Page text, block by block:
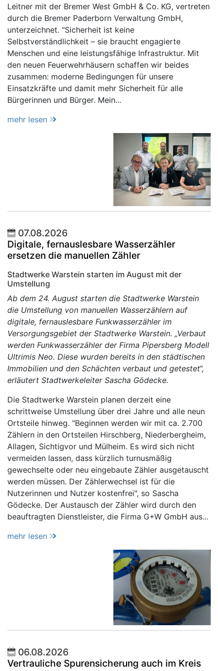
Leitner mit der Bremer West GmbH & Co. KG, vertreten
durch die Bremer Paderborn Verwaltung GmbH,
unterzeichnet. "Sicherheit ist keine
Selbstverständlichkeit – sie braucht engagierte
Menschen und eine leistungsfähige Infrastruktur. Mit
den neuen Feuerwehrhäusern schaffen wir beides
zusammen: moderne Bedingungen für unsere
Einsatzkräfte und damit mehr Sicherheit für alle
Bürgerinnen und Bürger. Mein...
mehr lesen
07.08.2026
Digitale, fernauslesbare Wasserzähler
ersetzen die manuellen Zähler
Stadtwerke Warstein starten im August mit der
Umstellung
Ab dem 24. August starten die Stadtwerke Warstein
die Umstellung von manuellen Wasserzählern auf
digitale, fernauslesbare Funkwasserzähler im
Versorgungsgebiet der Stadtwerke Warstein. „Verbaut
werden Funkwasserzähler der Firma Pipersberg Modell
Ultrimis Neo. Diese wurden bereits in den städtischen
Immobilien und den Schächten verbaut und getestet“,
erläutert Stadtwerkeleiter Sascha Gödecke.
Die Stadtwerke Warstein planen derzeit eine
schrittweise Umstellung über drei Jahre und alle neun
Ortsteile hinweg. "Beginnen werden wir mit ca. 2.700
Zählern in den Ortsteilen Hirschberg, Niederbergheim,
Allagen, Sichtigvor und Mülheim. Es wird sich nicht
vermeiden lassen, dass kürzlich turnusmäßig
gewechselte oder neu eingebaute Zähler ausgetauscht
werden müssen. Der Zählerwechsel ist für die
Nutzerinnen und Nutzer kostenfrei", so Sascha
Gödecke. Der Austausch der Zähler wird durch den
beauftragten Dienstleister, die Firma G+W GmbH aus...
mehr lesen
06.08.2026
Vertrauliche Spurensicherung auch im Kreis